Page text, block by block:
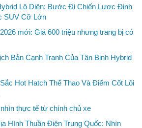
Lộ Diện: Bước Đi Chiến Lược Định
SUV Cỡ Lớn
mới: Giá 600 triệu nhưng trang bị có
Bản Cạnh Tranh Của Tân Binh Hybrid
Hot Hatch Thể Thao Và Điểm Cốt Lõi
thực tế từ chính chủ xe
Hình Thuần Điện Trung Quốc: Nhìn